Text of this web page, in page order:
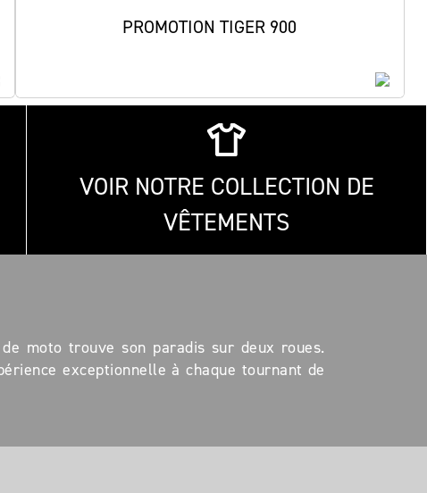
PROMOTION TIGER 900
VOIR NOTRE COLLECTION DE
VÊTEMENTS
moto trouve son paradis sur deux roues.
exceptionnelle à chaque tournant de